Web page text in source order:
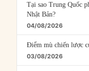
Tại sao Trung Quốc
Nhật Bản?
04/08/2026
Điểm mù chiến lược
03/08/2026